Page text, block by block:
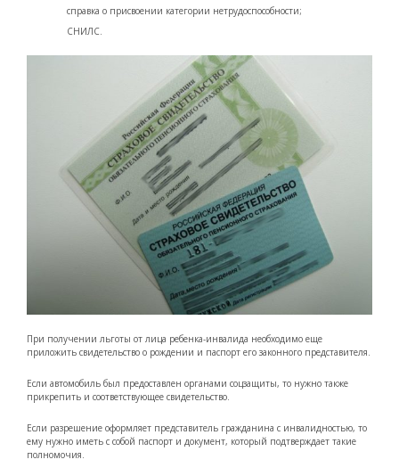
справка о присвоении категории нетрудоспособности;
СНИЛС.
При получении льготы от лица ребенка-инвалида необходимо еще
приложить свидетельство о рождении и паспорт его законного представителя.
Если автомобиль был предоставлен органами соцзащиты, то нужно также
прикрепить и соответствующее свидетельство.
Если разрешение оформляет представитель гражданина с инвалидностью, то
ему нужно иметь с собой паспорт и документ, который подтверждает такие
полномочия.